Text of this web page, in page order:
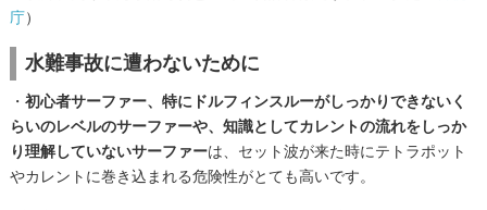
庁）
水難事故に遭わないために
・ 初心者サーファー、特にドルフィンスルーがしっかりできないく
らいのレベルのサーファーや、知識としてカレントの流れをしっか
り理解していないサーファーは、セット波が来た時にテトラポット
やカレントに巻き込まれる危険性がとても高いです。